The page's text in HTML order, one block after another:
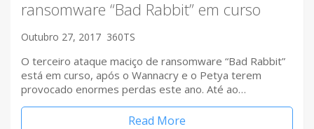
ransomware “Bad Rabbit” em curso
Outubro 27, 2017 360TS
O terceiro ataque maciço de ransomware “Bad Rabbit”
está em curso, após o Wannacry e o Petya terem
provocado enormes perdas este ano. Até ao…
Read More